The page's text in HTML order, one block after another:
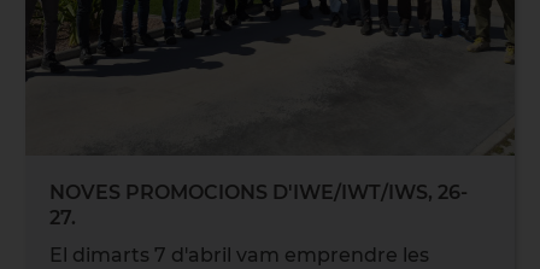
NOVES PROMOCIONS D'IWE/IWT/IWS, 26-
27.
El dimarts 7 d'abril vam emprendre les